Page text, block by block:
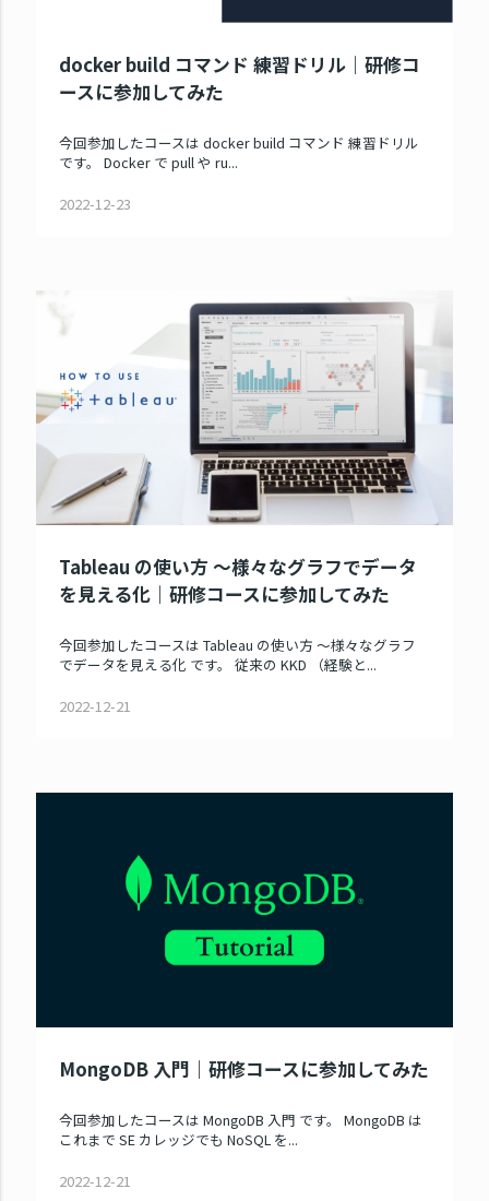
docker build コマンド 練習ドリル｜研修コ
ースに参加してみた
今回参加したコースは docker build コマンド 練習ドリル
です。 Docker で pull や ru...
2022-12-23
Tableau の使い方 ～様々なグラフでデータ
を見える化｜研修コースに参加してみた
今回参加したコースは Tableau の使い方 ～様々なグラフ
でデータを見える化 です。 従来の KKD （経験と...
2022-12-21
MongoDB 入門｜研修コースに参加してみた
今回参加したコースは MongoDB 入門 です。 MongoDB は
これまで SE カレッジでも NoSQL を...
2022-12-21